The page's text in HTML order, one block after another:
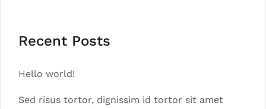
Recent Posts
Hello world!
Sed risus tortor, dignissim id tortor sit amet